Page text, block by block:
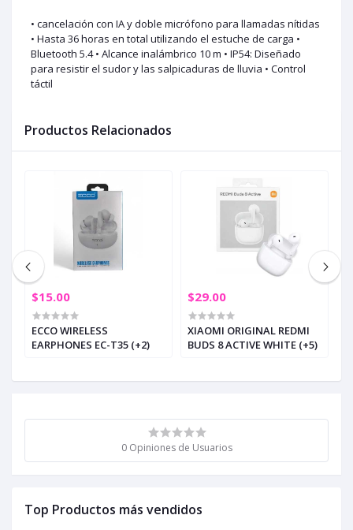
0 Opiniones de Usuarios
Top Productos más vendidos
• cancelación con IA y doble micrófono para llamadas nítidas
• Hasta 36 horas en total utilizando el estuche de carga •
Bluetooth 5.4 • Alcance inalámbrico 10 m • IP54: Diseñado
para resistir el sudor y las salpicaduras de lluvia • Control
táctil
Productos Relacionados
$15.00
ECCO WIRELESS
EARPHONES EC-T35 (+2)
$29.00
XIAOMI ORIGINAL REDMI
BUDS 8 ACTIVE WHITE (+5)